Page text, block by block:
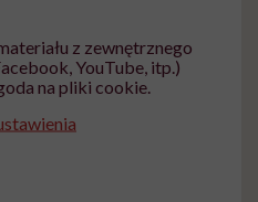
z zewnętrznego
YouTube, itp.)
na pliki cookie.